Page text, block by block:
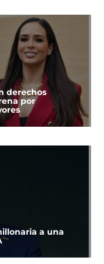
derechos
por
a una